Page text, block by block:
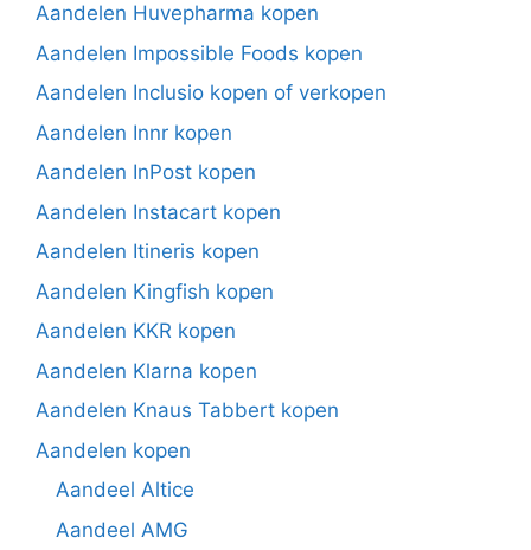
Aandelen Huvepharma kopen
Aandelen Impossible Foods kopen
Aandelen Inclusio kopen of verkopen
Aandelen Innr kopen
Aandelen InPost kopen
Aandelen Instacart kopen
Aandelen Itineris kopen
Aandelen Kingfish kopen
Aandelen KKR kopen
Aandelen Klarna kopen
Aandelen Knaus Tabbert kopen
Aandelen kopen
Aandeel Altice
Aandeel AMG